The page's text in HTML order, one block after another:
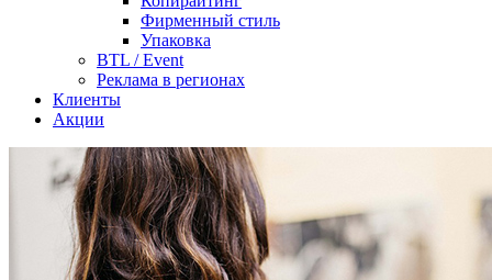
Фирменный стиль
Упаковка
BTL / Event
Реклама в регионах
Клиенты
Акции